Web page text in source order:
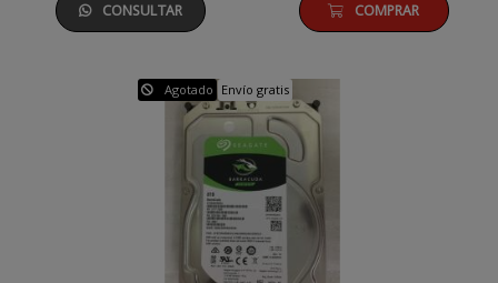
CONSULTAR COMPRAR
Agotado Envío gratis